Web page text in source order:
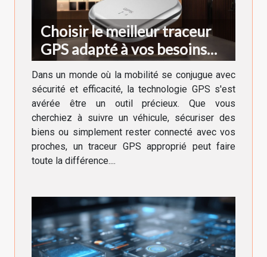
Choisir le meilleur traceur
GPS adapté à vos besoins
spécifiques
Dans un monde où la mobilité se conjugue avec
sécurité et efficacité, la technologie GPS s'est
avérée être un outil précieux. Que vous
cherchiez à suivre un véhicule, sécuriser des
biens ou simplement rester connecté avec vos
proches, un traceur GPS approprié peut faire
toute la différence....